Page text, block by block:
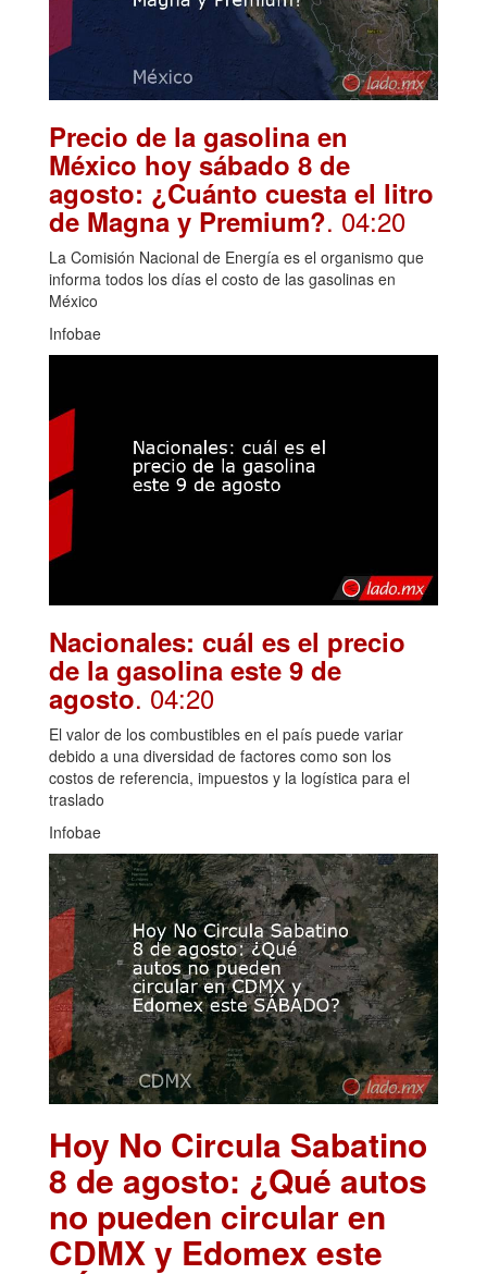
Precio de la gasolina en
México hoy sábado 8 de
agosto: ¿Cuánto cuesta el litro
de Magna y Premium?. 04:20
La Comisión Nacional de Energía es el organismo que
informa todos los días el costo de las gasolinas en
México
Infobae
Nacionales: cuál es el precio
de la gasolina este 9 de
agosto. 04:20
El valor de los combustibles en el país puede variar
debido a una diversidad de factores como son los
costos de referencia, impuestos y la logística para el
traslado
Infobae
Hoy No Circula Sabatino
8 de agosto: ¿Qué autos
no pueden circular en
CDMX y Edomex este